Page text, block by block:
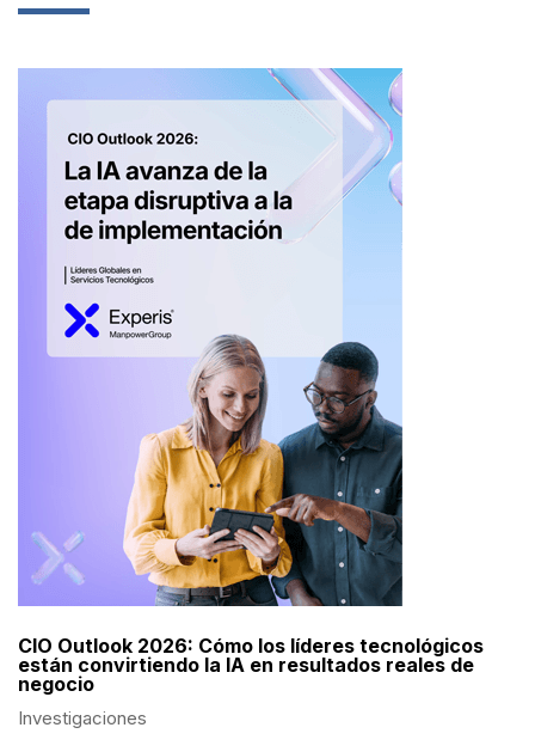
CIO Outlook 2026: Cómo los líderes tecnológicos
están convirtiendo la IA en resultados reales de
negocio
Investigaciones